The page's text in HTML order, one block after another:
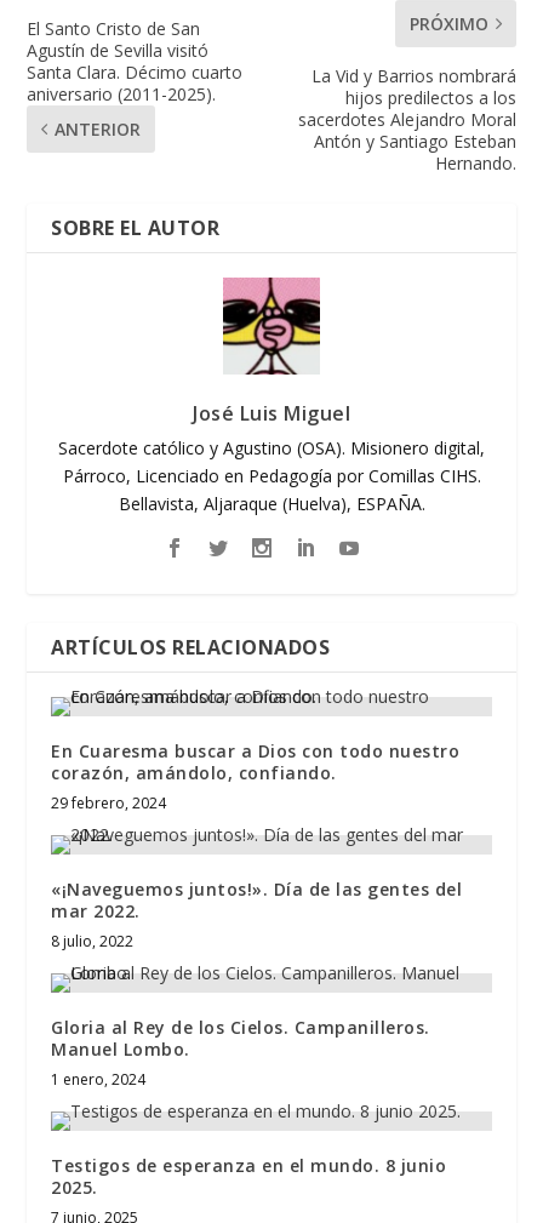
El Santo Cristo de San
Agustín de Sevilla visitó
Santa Clara. Décimo cuarto
aniversario (2011-2025).
ANTERIOR
PRÓXIMO
La Vid y Barrios nombrará
hijos predilectos a los
sacerdotes Alejandro Moral
Antón y Santiago Esteban
Hernando.
SOBRE EL AUTOR
José Luis Miguel
Sacerdote católico y Agustino (OSA). Misionero digital,
Párroco, Licenciado en Pedagogía por Comillas CIHS.
Bellavista, Aljaraque (Huelva), ESPAÑA.
ARTÍCULOS RELACIONADOS
En Cuaresma buscar a Dios con todo nuestro
corazón, amándolo, confiando.
29 febrero, 2024
«¡Naveguemos juntos!». Día de las gentes del
mar 2022.
8 julio, 2022
Gloria al Rey de los Cielos. Campanilleros.
Manuel Lombo.
1 enero, 2024
Testigos de esperanza en el mundo. 8 junio
2025.
7 junio, 2025